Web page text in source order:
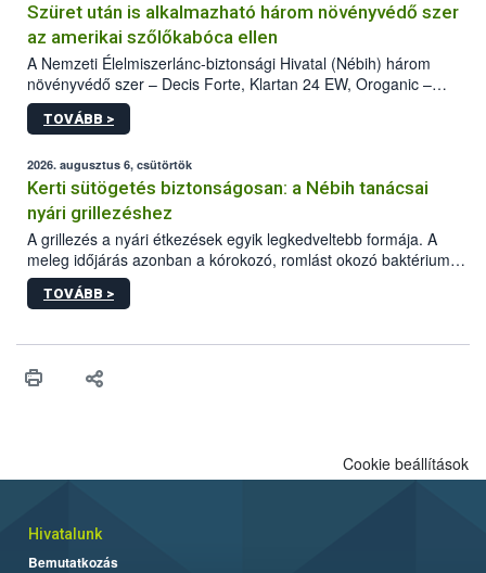
Szüret után is alkalmazható három növényvédő szer
az amerikai szőlőkabóca ellen
A Nemzeti Élelmiszerlánc-biztonsági Hivatal (Nébih) három
növényvédő szer – Decis Forte, Klartan 24 EW, Oroganic –
engedélyokiratát módosította, így azok a szüretet követően,
egészen a vesszőérettség (BBCH 91) stádiumáig
érésű szőlőkben is legyen lehetőség a károsító elleni további
védekezésre. Az Oroganic készítmény kis kiszerelésben kiskerti
felhasználók számára is elérhető és ökológiai termesztésben is
engedélyezett.
TOVÁBB >
2026. augusztus 6, csütörtök
Kerti sütögetés biztonságosan: a Nébih tanácsai
nyári grillezéshez
A grillezés a nyári étkezések egyik legkedveltebb formája. A
meleg időjárás azonban a kórokozó, romlást okozó baktériumok
gyorsabb szaporodásának is kedvez. A szabadtéri sütögetés
ezért nem csupán a megfelelő sütési technikáról szól: legalább
higiéniai szabályok betartása, a megfelelő hőkezelés, valamint a
biztonsági Hivatal (Nébih) Oktatási Programja összegyűjtötte a
TOVÁBB >
Cookie beállítások
Hivatalunk
Bemutatkozás